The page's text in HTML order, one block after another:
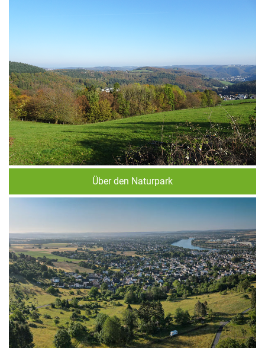
Über den Naturpark